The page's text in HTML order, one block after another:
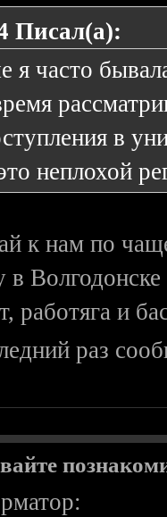
Писал(а):
я часто
в
неплохой
к нам по
Волгодонске
работяга и
раз